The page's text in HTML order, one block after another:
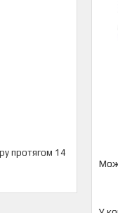
протягом 14